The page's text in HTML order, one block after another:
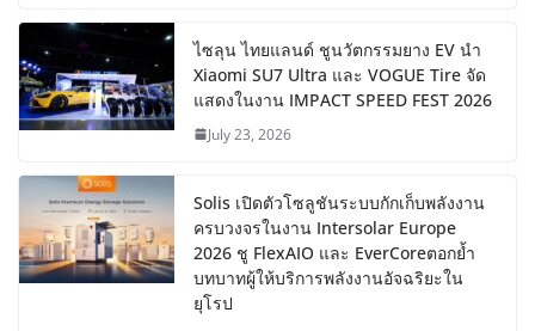
ไซลุน ไทยแลนด์ ชูนวัตกรรมยาง EV นำ
Xiaomi SU7 Ultra และ VOGUE Tire จัด
แสดงในงาน IMPACT SPEED FEST 2026
July 23, 2026
Solis เปิดตัวโซลูชันระบบกักเก็บพลังงาน
ครบวงจรในงาน Intersolar Europe
2026 ชู FlexAIO และ EverCoreตอกย้ำ
บทบาทผู้ให้บริการพลังงานอัจฉริยะใน
ยุโรป